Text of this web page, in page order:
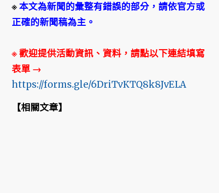
※本文為新聞的彙整有錯誤的部分，請依官方或
正確的新聞稿為主。
※ 歡迎提供活動資訊、資料，請點以下連結填寫
表單 →
https://forms.gle/6DriTvKTQ8k8JvELA
【相關文章】